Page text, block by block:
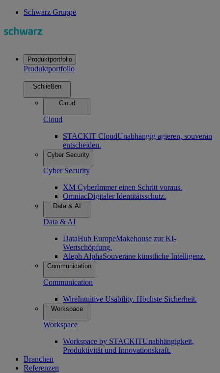
Schwarz Gruppe
Produktportfolio
Produktportfolio
Schließen
Cloud
Cloud
STACKIT CloudUnabhängig agieren, souverän
entscheiden.
Cyber Security
Cyber Security
XM CyberImmer einen Schritt voraus.
OmniacDigitaler Identitätsschutz.
Data & AI
Data & AI
DataHub EuropeMakehouse zur KI-
Wertschöpfung.
Aleph AlphaSouveräne künstliche Intelligenz.
Communication
Communication
WireIntuitive Usability. Höchste Sicherheit.
Workspace
Workspace
Workspace by STACKITUnabhängigkeit,
Produktivität und Innovationskraft.
Branchen
Referenzen